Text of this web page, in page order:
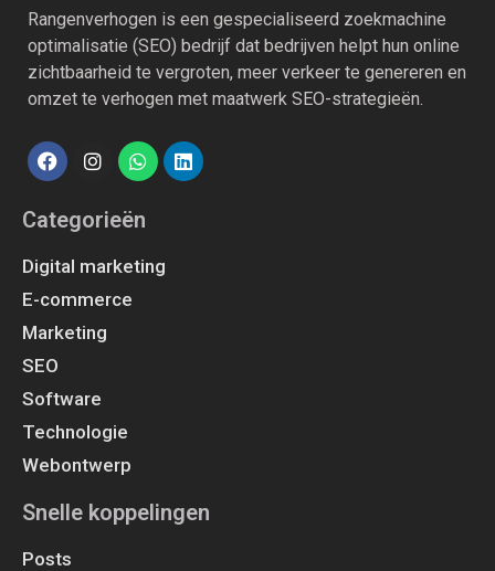
Rangenverhogen is een gespecialiseerd zoekmachine
optimalisatie (SEO) bedrijf dat bedrijven helpt hun online
zichtbaarheid te vergroten, meer verkeer te genereren en
omzet te verhogen met maatwerk SEO-strategieën.
Categorieën
Digital marketing
E-commerce
Marketing
SEO
Software
Technologie
Webontwerp
Snelle koppelingen
Posts